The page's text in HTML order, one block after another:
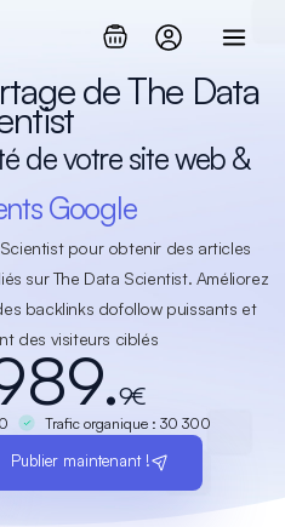
de The Data
de votre site web &
Google
pour obtenir des articles
sur The Data Scientist. Améliorez
backlinks dofollow puissants et
des visiteurs ciblés
9€
Trafic organique : 30 300
Publier maintenant !